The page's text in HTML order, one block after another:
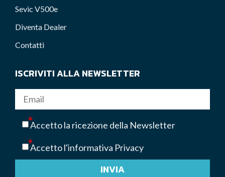
Sevic V500e
Diventa Dealer
Contatti
ISCRIVITI ALLA NEWSLETTER
Accetto la ricezione della Newsletter
Accetto l'informativa Privacy
INVIA